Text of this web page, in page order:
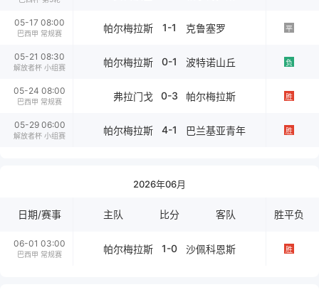
05-17 08:00
巴西甲 常规赛 帕尔梅拉斯 1-1 克鲁塞罗 平
05-21 08:30
解放者杯 小组赛 帕尔梅拉斯 0-1 波特诺山丘 负
05-24 08:00
巴西甲 常规赛 弗拉门戈 0-3 帕尔梅拉斯 胜
05-29 06:00
解放者杯 小组赛 帕尔梅拉斯 4-1 巴兰基亚青年 胜
2026年06月
日期/赛事 主队 比分 客队 胜平负
06-01 03:00
巴西甲 常规赛 帕尔梅拉斯 1-0 沙佩科恩斯 胜